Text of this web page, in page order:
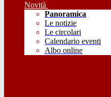
Novità
Panoramica
Le notizie
Le circolari
Calendario eventi
Albo online